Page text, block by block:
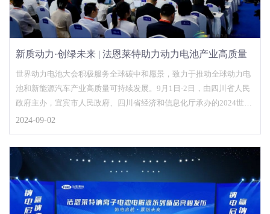
新质动力·创绿未来 | 法恩莱特助力动力电池产业高质量
发展
世界动力电池大会积极服务全球碳中和愿景，致力于推动全球动力电
池和新能源汽车产业高质量可持续发展。9月1日-2日，由四川省人民
政府主办，宜宾市人民政府、四川省经济和信息化厅承办的2024世界
动力电池大会在万里……
2024-09-02